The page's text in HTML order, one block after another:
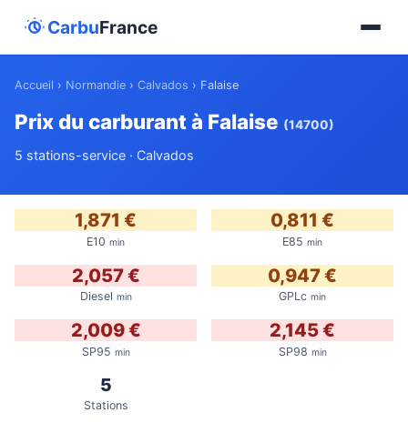
CarbuFrance
Accueil › Normandie › Calvados › Falaise
Prix du carburant à Falaise (14700)
5 stations-service · Calvados
1,871 €
E10 min
0,811 €
E85 min
2,057 €
Diesel min
0,947 €
GPLc min
2,009 €
SP95 min
2,145 €
SP98 min
5
Stations